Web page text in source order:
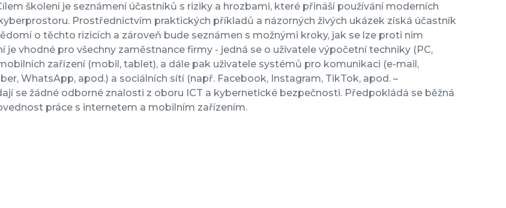
školení je seznámení účastníků s riziky a hrozbami, které přináší používání moderních
Prostřednictvím praktických příkladů a názorných živých ukázek získá účastník
o těchto rizicích a zároveň bude seznámen s možnými kroky, jak se lze proti nim
je vhodné pro všechny zaměstnance firmy - jedná se o uživatele výpočetní techniky (PC,
zařízení (mobil, tablet), a dále pak uživatele systémů pro komunikaci (e-mail,
WhatsApp, apod.) a sociálních sítí (např. Facebook, Instagram, TikTok, apod. –
se žádné odborné znalosti z oboru ICT a kybernetické bezpečnosti. Předpokládá se běžná
práce s internetem a mobilním zařízením.